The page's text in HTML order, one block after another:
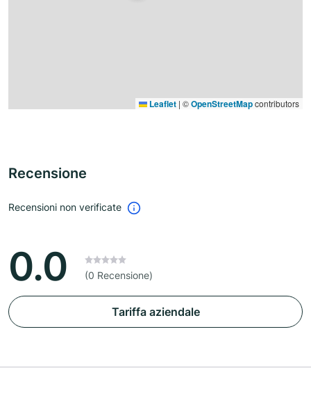
Leaflet | ©OpenStreetMapcontributors
Recensione
Recensioni non verificate
0.0 (0 Recensione)
Tariffa aziendale